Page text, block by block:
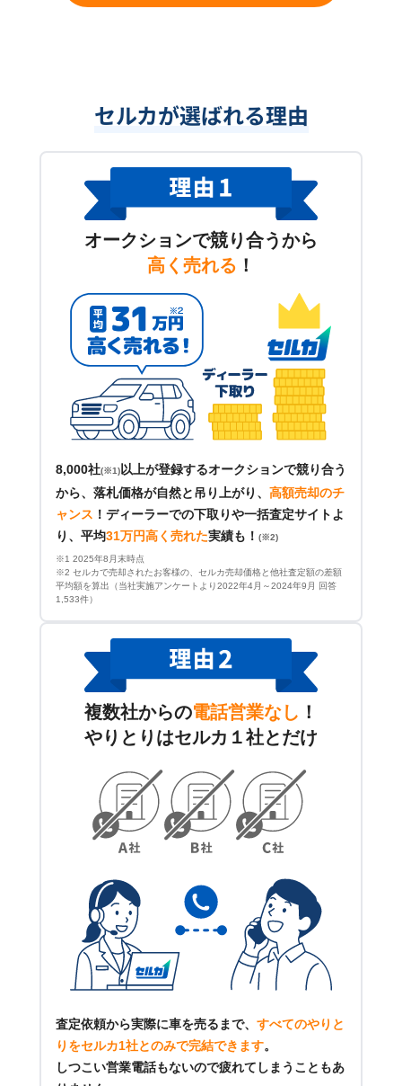
セルカが選ばれる理由
オークションで競り合うから
高く売れる ！
8,000社(※1)以上が登録するオークションで競り合う
から、落札価格が自然と吊り上がり、 高額売却のチ
ャンス ！ ディーラーでの下取りや一括査定サイトよ
り、平均31万円高く売れた実績も！ (※2)
※1 2025年8月末時点
※2 セルカで売却されたお客様の、セルカ売却価格と他社査定額の差額
平均額を算出（当社実施アンケートより2022年4月～2024年9月 回答
1,533件）
複数社からの電話営業なし ！
やりとりはセルカ１社とだけ
査定依頼から実際に車を売るまで、 すべてのやりと
りをセルカ1社とのみで完結できます。
しつこい営業電話もないので疲れてしまうこともあ